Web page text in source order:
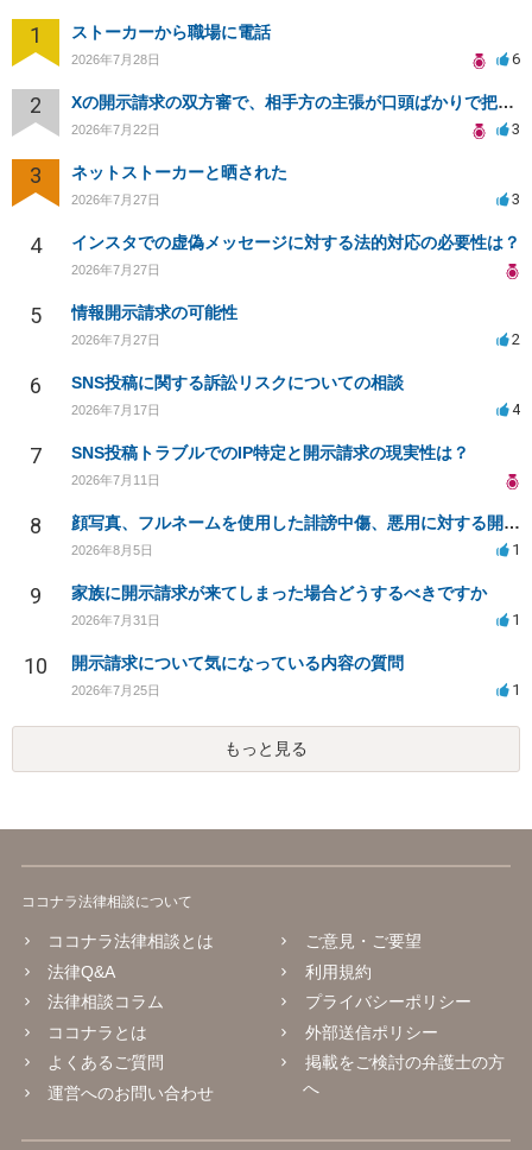
1 ストーカーから職場に電話
2026年7月28日 6
2 Xの開示請求の双方審で、相手方の主張が口頭ばかりで把握しきれません
2026年7月22日 3
3 ネットストーカーと晒された
2026年7月27日 3
4 インスタでの虚偽メッセージに対する法的対応の必要性は？
2026年7月27日
5 情報開示請求の可能性
2026年7月27日 2
6 SNS投稿に関する訴訟リスクについての相談
2026年7月17日 4
7 SNS投稿トラブルでのIP特定と開示請求の現実性は？
2026年7月11日
8 顔写真、フルネームを使用した誹謗中傷、悪用に対する開示請求
2026年8月5日 1
9 家族に開示請求が来てしまった場合どうするべきですか
2026年7月31日 1
10 開示請求について気になっている内容の質問
2026年7月25日 1
もっと見る
ココナラ法律相談について
ココナラ法律相談とは
法律Q&A
法律相談コラム
ココナラとは
よくあるご質問
運営へのお問い合わせ
ご意見・ご要望
利用規約
プライバシーポリシー
外部送信ポリシー
掲載をご検討の弁護士の方
へ